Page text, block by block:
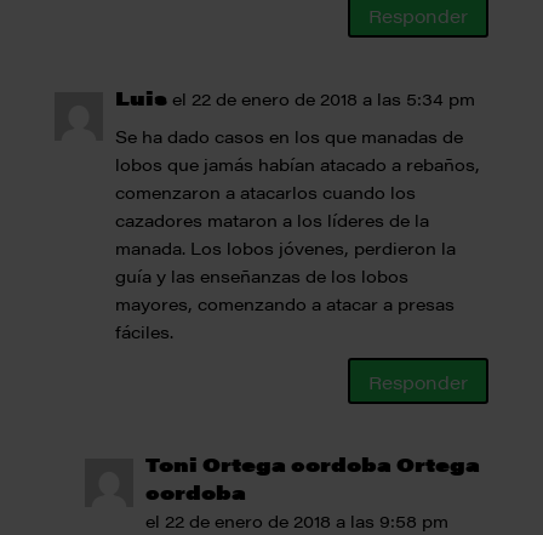
Responder
Luis el 22 de enero de 2018 a las 5:34 pm
Se ha dado casos en los que manadas de
lobos que jamás habían atacado a rebaños,
comenzaron a atacarlos cuando los
cazadores mataron a los líderes de la
manada. Los lobos jóvenes, perdieron la
guía y las enseñanzas de los lobos
mayores, comenzando a atacar a presas
fáciles.
Responder
Toni Ortega cordoba Ortega
cordoba
el 22 de enero de 2018 a las 9:58 pm